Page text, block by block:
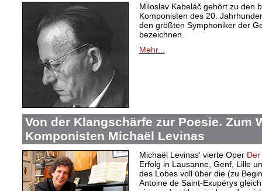
Miloslav Kabeláč gehört zu den
Komponisten des 20.
den größten Symphoniker der
bezeichnen.
Mehr...
Von der Klangschärfe zur Poesie. Zum
Komponisten Michaël Levinas
Michaël Levinas‘ vierte Oper
Erfolg in Lausanne, Genf, Lille
des Lobes voll über die (zu
Antoine de Saint-Exupérys